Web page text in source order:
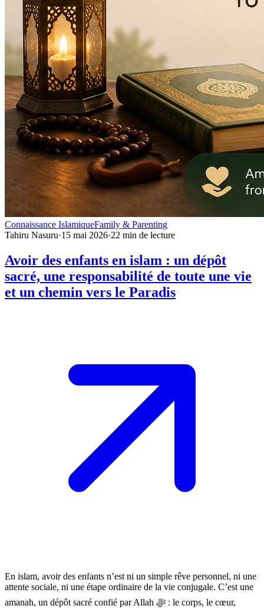
Connaissance IslamiqueFamily & Parenting
Tahiru Nasuru·15 mai 2026·22 min de lecture
Avoir des enfants en islam : un dépôt
sacré, une responsabilité de toute une vie
et un chemin vers le Paradis
En islam, avoir des enfants n’est ni un simple rêve personnel, ni une
attente sociale, ni une étape ordinaire de la vie conjugale. C’est une
amanah, un dépôt sacré confié par Allah ﷻ : le corps, le cœur,